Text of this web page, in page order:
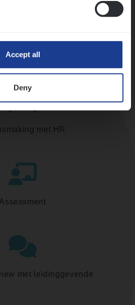
Accept all
Deny
met HR
Assessment
met leidinggevende